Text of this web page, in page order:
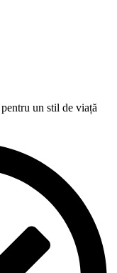
un stil de viață